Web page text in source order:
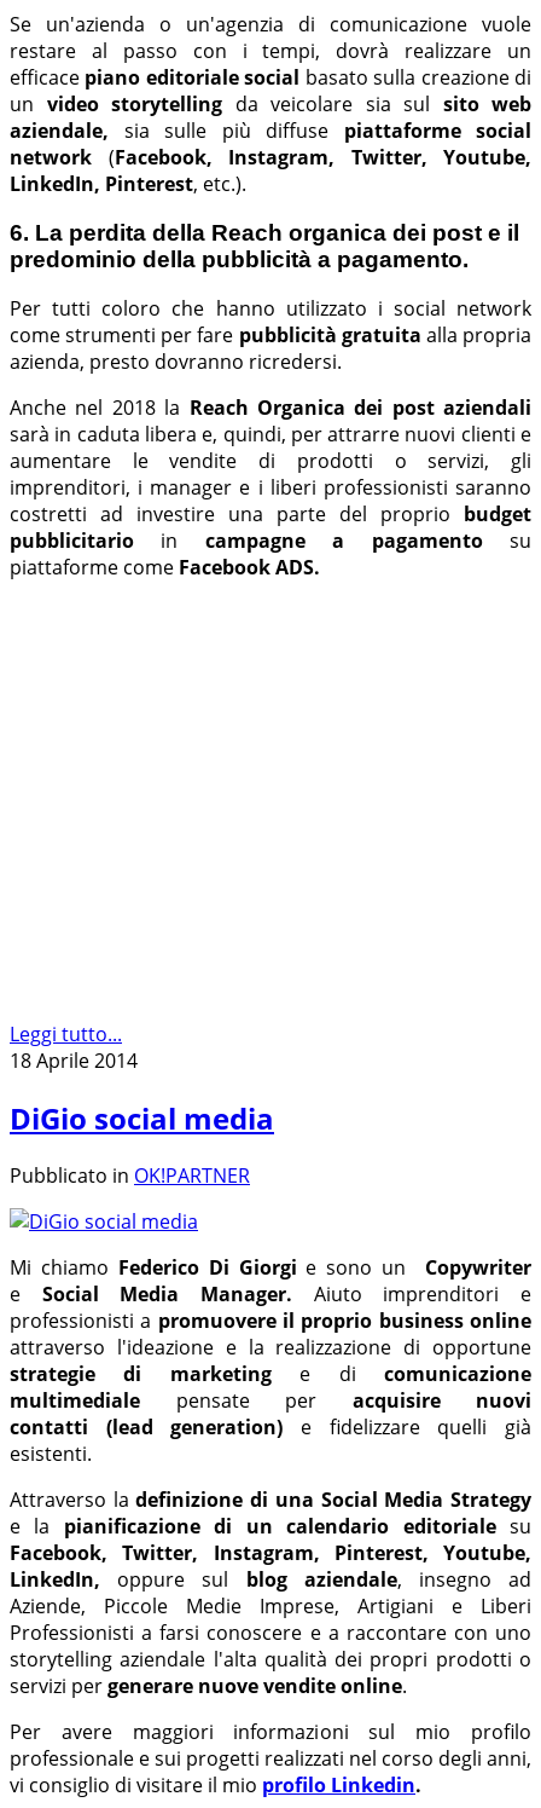
Se un'azienda o un'agenzia di comunicazione vuole
restare al passo con i tempi, dovrà realizzare un
efficace piano editoriale social basato sulla creazione di
un video storytelling da veicolare sia sul sito web
aziendale, sia sulle più diffuse piattaforme social
network (Facebook, Instagram, Twitter, Youtube,
LinkedIn, Pinterest, etc.).
6. La perdita della Reach organica dei post e il
predominio della pubblicità a pagamento.
Per tutti coloro che hanno utilizzato i social network
come strumenti per fare pubblicità gratuita alla propria
azienda, presto dovranno ricredersi.
Anche nel 2018 la Reach Organica dei post aziendali
sarà in caduta libera e, quindi, per attrarre nuovi clienti e
aumentare le vendite di prodotti o servizi, gli
imprenditori, i manager e i liberi professionisti saranno
costretti ad investire una parte del proprio budget
pubblicitario in campagne a pagamentosu
piattaforme come Facebook ADS.
Leggi tutto...
18 Aprile 2014
DiGio social media
Pubblicato in OK!PARTNER
Mi chiamo Federico Di Giorgi e sono un Copywriter
e Social Media Manager. Aiuto imprenditori e
professionisti a promuovere il proprio business online
attraverso l'ideazione e la realizzazione di opportune
strategie di marketinge dicomunicazione
multimediale pensate per acquisire nuovi
contatti
(lead generation) e fidelizzare quelli già
esistenti.
Attraverso ladefinizione di una Social Media Strategy
e la pianificazione di un calendario editorialesu
Facebook,
Twitter, Instagram, Pinterest, Youtube,
LinkedIn, oppure sul blog aziendale, insegno ad
Aziende, Piccole Medie Imprese, Artigiani e Liberi
Professionisti a farsi conoscere e a raccontare con uno
storytelling aziendale l'alta qualità dei propri prodotti o
servizi pergenerare nuove vendite online.
Per avere maggiori informazioni sul mio profilo
professionale e sui progetti realizzati nel corso degli anni,
vi consiglio di visitare il mio profilo Linkedin.